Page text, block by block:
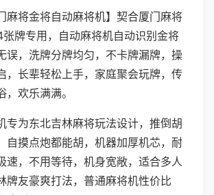
麻将金将自动麻将机】契合厦门麻将
牌专用，自动麻将机自动识别金将
误，洗牌分牌均匀，不卡牌漏牌，操
，长辈轻松上手，家庭聚会玩牌，传
欢乐满满。
专为东北吉林麻将玩法设计，推倒胡
自摸点炮都能胡，机器加厚机芯，耐
速，不用等待，机身宽敞，适合多人
牌友豪爽打法，普通麻将机性价比